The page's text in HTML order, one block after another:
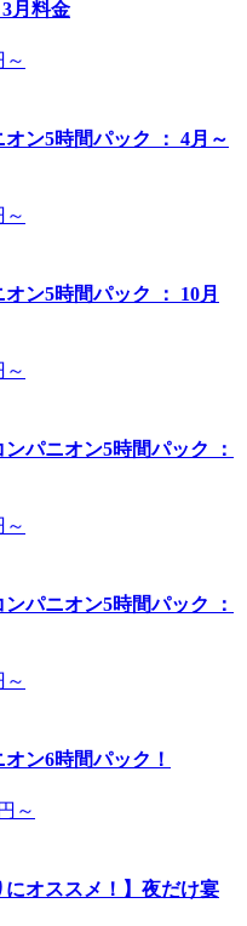
月料金
～
ン5時間パック ： 4月～
～
ン5時間パック ： 10月
～
パニオン5時間パック ：
～
パニオン5時間パック ：
～
ン6時間パック！
～
にオススメ！】夜だけ宴